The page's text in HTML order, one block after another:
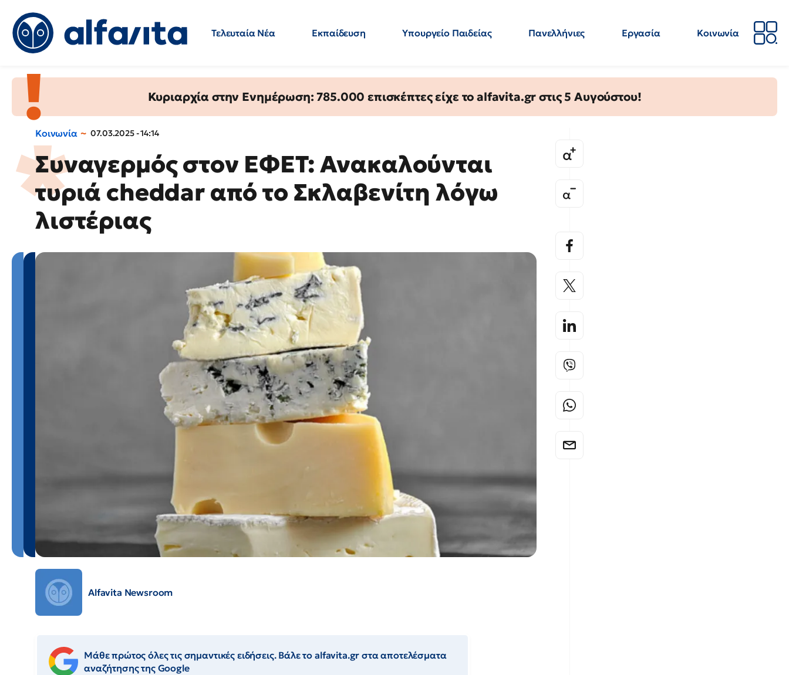
Τελευταία Νέα Εκπαίδευση Υπουργείο Παιδείας Πανελλήνιες Εργασία
Κοινωνία
Κυριαρχία στην Ενημέρωση: 785.000 επισκέπτες είχε το alfavita.gr στις 5 Αυγούστου!
Κοινωνία 07.03.2025 - 14:14
Συναγερμός στον ΕΦΕΤ: Ανακαλούνται
τυριά cheddar από το Σκλαβενίτη λόγω
λιστέριας
Alfavita Newsroom
Μάθε πρώτος όλες τις σημαντικές ειδήσεις. Βάλε το alfavita.gr στα αποτελέσματα
αναζήτησης της Google